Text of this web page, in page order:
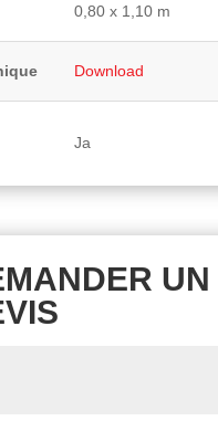
0,80 x 1,10 m
Download
Ja
UN